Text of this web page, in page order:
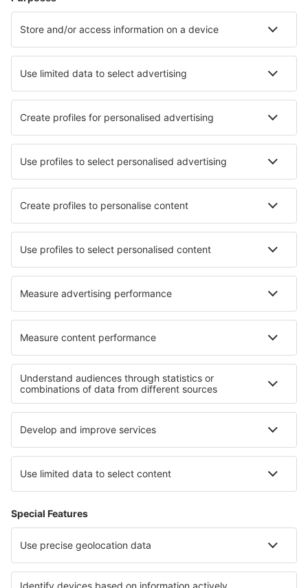
Cazare în Gdansk
Cazare în Wroclaw Cazare în Istebna
Cazare în Czarny Dunajec Cazare în Tychy
Cazare în Brenna Cazare în Szczecinek
Cele mai bune locuri de cazare - orașe
Cazare în Awaji Cazare în Herend Cazare în Arnsberg
Cazare în Farra di Soligo Cazare în Nara
Cazare în Hotton Cazare în Reyrevignes
Cazare în Xirivella
Cele mai bune locuri de cazare - regiuni
Cazare in Parcul Național Tatrzański
Cazare in Pomeranian Lakeland Cazare in Warmia
Cazare în Parcul Național Bieszczadzki
Cazare in Parcul Național Gorczański Cazare în Cartagena
Cazare in Insulele Ciclade Cazare on Baltic Sea Coast